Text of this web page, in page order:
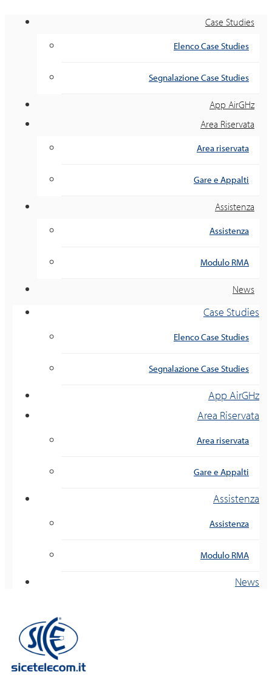
Case Studies
Elenco Case Studies
Segnalazione Case Studies
App AirGHz
Area Riservata
Area riservata
Gare e Appalti
Assistenza
Assistenza
Modulo RMA
News
Case Studies
Elenco Case Studies
Segnalazione Case Studies
App AirGHz
Area Riservata
Area riservata
Gare e Appalti
Assistenza
Assistenza
Modulo RMA
News